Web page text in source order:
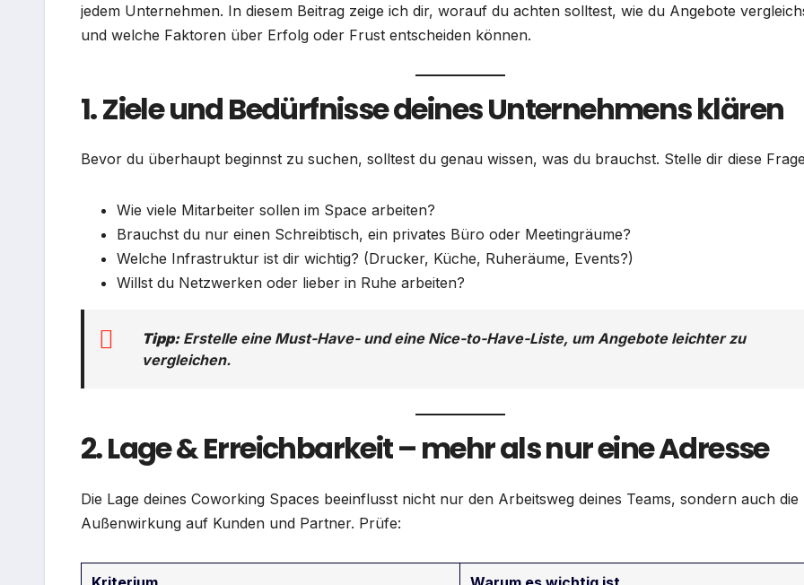
jedem Unternehmen. In diesem Beitrag zeige ich dir, worauf du achten solltest, wie du Angebote
und welche Faktoren über Erfolg oder Frust entscheiden können.
1. Ziele und Bedürfnisse deines Unternehmens klären
Bevor du überhaupt beginnst zu suchen, solltest du genau wissen, was du brauchst. Stelle dir diese
Wie viele Mitarbeiter sollen im Space arbeiten?
Brauchst du nur einen Schreibtisch, ein privates Büro oder Meetingräume?
Welche Infrastruktur ist dir wichtig? (Drucker, Küche, Ruheräume, Events?)
Willst du Netzwerken oder lieber in Ruhe arbeiten?
Tipp:Erstelle eine Must-Have- und eine Nice-to-Have-Liste, um Angebote leichter zu
vergleichen.
2. Lage & Erreichbarkeit – mehr als nur eine Adresse
Die Lage deines Coworking Spaces beeinflusst nicht nur den Arbeitsweg deines Teams, sondern auch die
Außenwirkung auf Kunden und Partner. Prüfe: